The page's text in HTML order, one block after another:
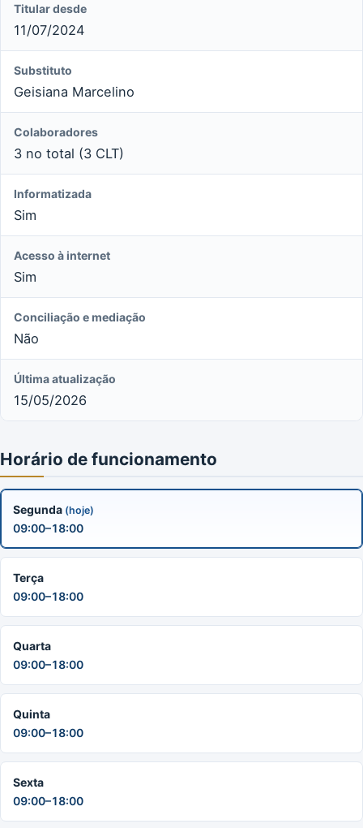
Titular desde
11/07/2024
Substituto
Geisiana Marcelino
Colaboradores
3 no total (3 CLT)
Informatizada
Sim
Acesso à internet
Sim
Conciliação e mediação
Não
Última atualização
15/05/2026
Horário de funcionamento
Segunda (hoje)
09:00–18:00
Terça
09:00–18:00
Quarta
09:00–18:00
Quinta
09:00–18:00
Sexta
09:00–18:00